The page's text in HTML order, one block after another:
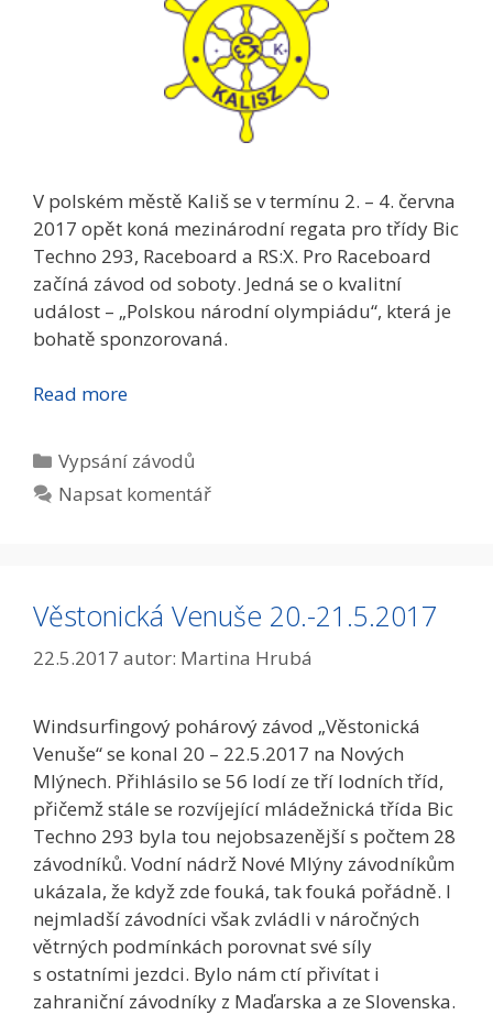
V polském městě Kališ se v termínu 2. – 4. června
2017 opět koná mezinárodní regata pro třídy Bic
Techno 293, Raceboard a RS:X. Pro Raceboard
začíná závod od soboty. Jedná se o kvalitní
událost – „Polskou národní olympiádu“, která je
bohatě sponzorovaná.
Read more
Rubriky
Vypsání­ závodů
Napsat komentář
Věstonická Venuše 20.-21.5.2017
22.5.2017 autor: Martina Hrubá
Windsurfingový pohárový závod „Věstonická
Venuše“ se konal 20 – 22.5.2017 na Nových
Mlýnech. Přihlásilo se 56 lodí ze tří lodních tříd,
přičemž stále se rozvíjející mládežnická třída Bic
Techno 293 byla tou nejobsazenější s počtem 28
závodníků. Vodní nádrž Nové Mlýny závodníkům
ukázala, že když zde fouká, tak fouká pořádně. I
nejmladší závodníci však zvládli v náročných
větrných podmínkách porovnat své síly
s ostatními jezdci. Bylo nám ctí přivítat i
zahraniční závodníky z Maďarska a ze Slovenska.